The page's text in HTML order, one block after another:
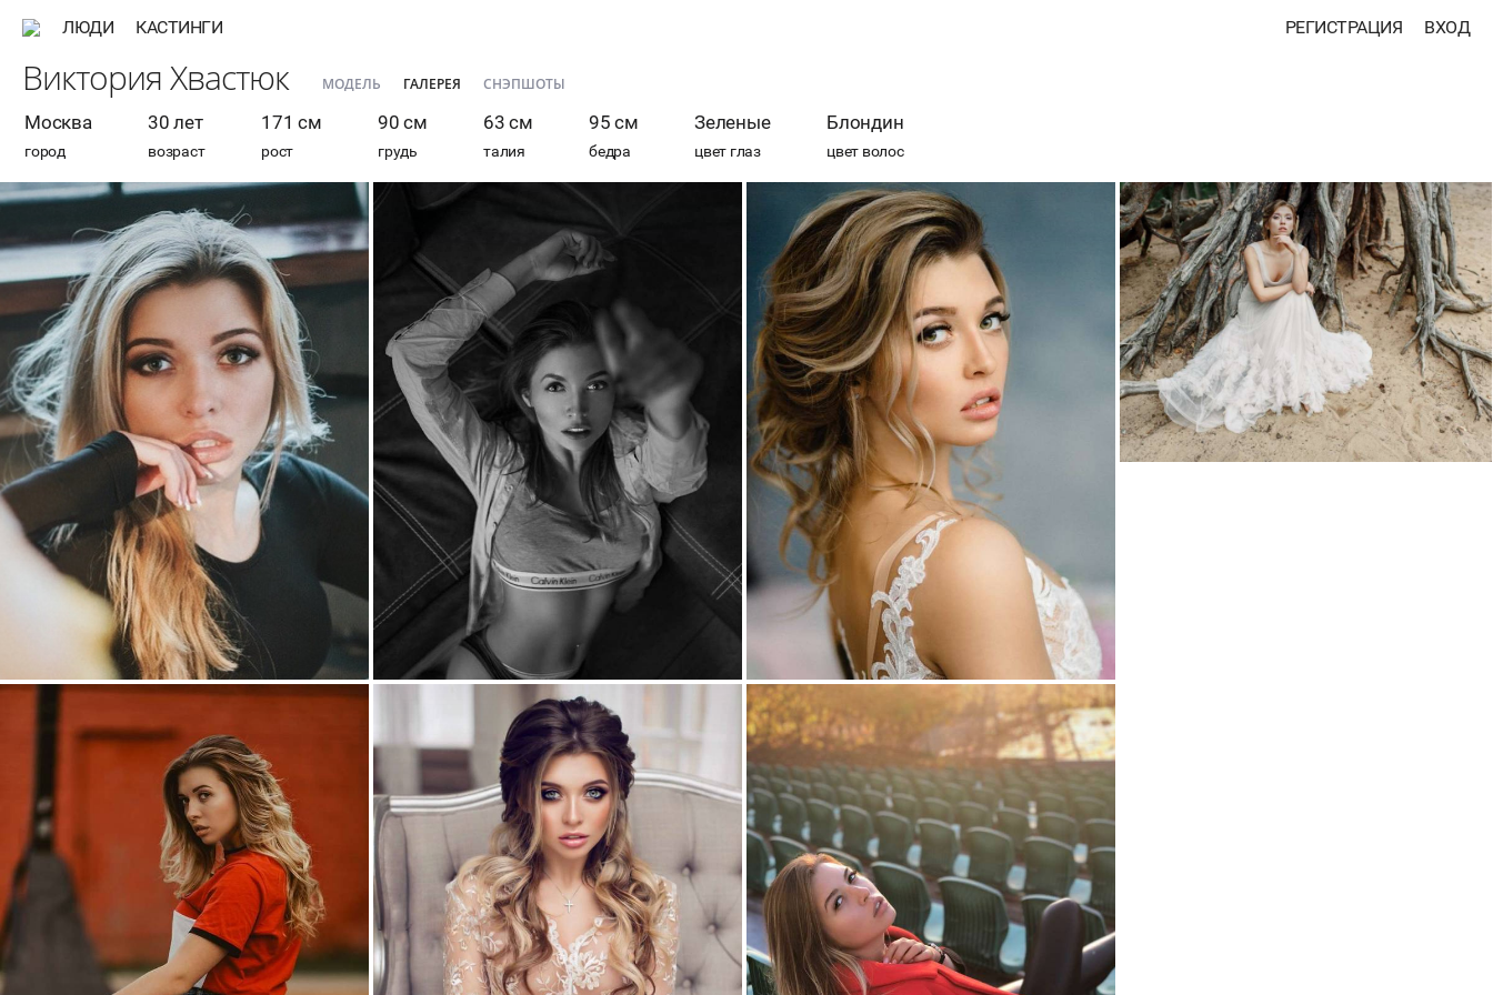
ЛЮДИ КАСТИНГИ ВХОД
РЕГИСТРАЦИЯ
Виктория Хвастюк МОДЕЛЬ ГАЛЕРЕЯ СНЭПШОТЫ
Москва
город
30 лет
возраст
171 см
рост
90 см
грудь
63 см
талия
95 см
бедра
Зеленые
цвет глаз
Блондин
цвет волос